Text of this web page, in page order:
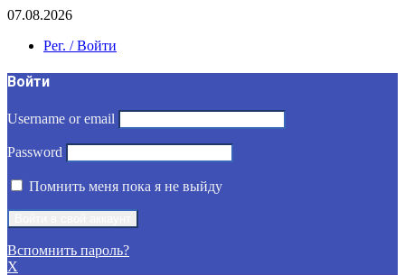
07.08.2026
Рег. / Войти
Войти
Username or email
Password
Помнить меня пока я не выйду
Вспомнить пароль?
X